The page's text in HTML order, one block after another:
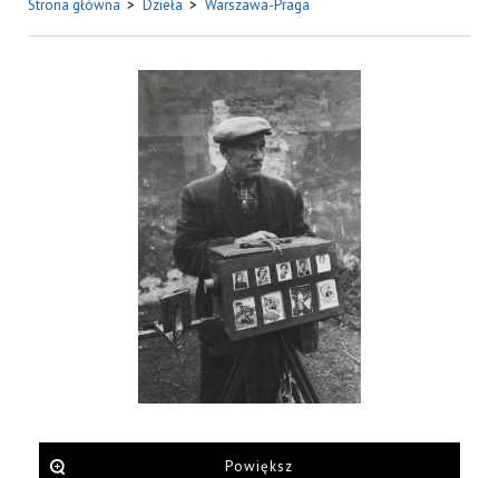
Strona główna > Dzieła > Warszawa-Praga
Powiększ